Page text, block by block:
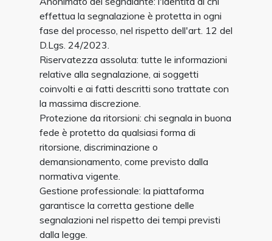
effettua la segnalazione è protetta in ogni
fase del processo, nel rispetto dell'art. 12 del
D.Lgs. 24/2023.
Riservatezza assoluta: tutte le informazioni
relative alla segnalazione, ai soggetti
coinvolti e ai fatti descritti sono trattate con
la massima discrezione.
Protezione da ritorsioni: chi segnala in buona
fede è protetto da qualsiasi forma di
ritorsione, discriminazione o
demansionamento, come previsto dalla
normativa vigente.
Gestione professionale: la piattaforma
garantisce la corretta gestione delle
segnalazioni nel rispetto dei tempi previsti
dalla legge.